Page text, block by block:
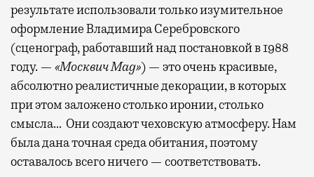
результате использовали только изумительное
оформление Владимира Серебровского
(сценограф, работавший над постановкой в 1988
году. — «Москвич Mag») — это очень красивые,
абсолютно реалистичные декорации, в которых
при этом заложено столько иронии, столько
смысла… Они создают чеховскую атмосферу. Нам
была дана точная среда обитания, поэтому
оставалось всего ничего — соответствовать.